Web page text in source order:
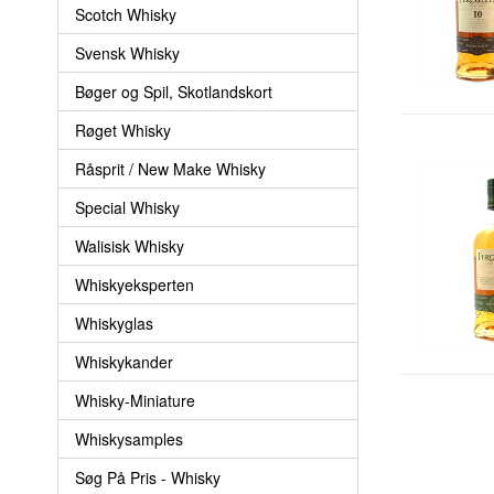
Scotch Whisky
Svensk Whisky
Bøger og Spil, Skotlandskort
Røget Whisky
Råsprit / New Make Whisky
Special Whisky
Walisisk Whisky
Whiskyeksperten
Whiskyglas
Whiskykander
Whisky-Miniature
Whiskysamples
Søg På Pris - Whisky